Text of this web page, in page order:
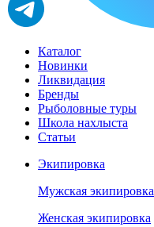
Каталог
Новинки
Ликвидация
Бренды
Рыболовные туры
Школа нахлыста
Статьи
Экипировка
Мужская экипировка
Женская экипировка